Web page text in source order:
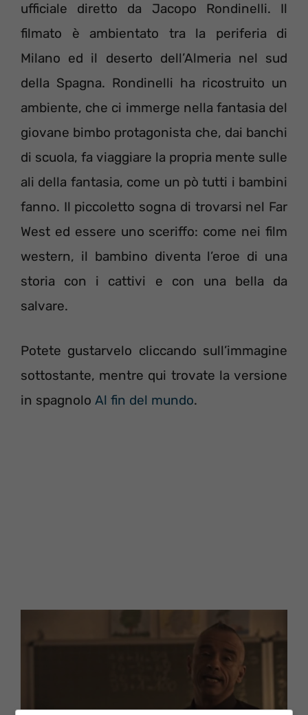
ufficiale diretto da Jacopo Rondinelli. Il
filmato è ambientato tra la periferia di
Milano ed il deserto dell’Almeria nel sud
della Spagna. Rondinelli ha ricostruito un
ambiente, che ci immerge nella fantasia del
giovane bimbo protagonista che, dai banchi
di scuola, fa viaggiare la propria mente sulle
ali della fantasia, come un pò tutti i bambini
fanno. Il piccoletto sogna di trovarsi nel Far
West ed essere uno sceriffo: come nei film
western, il bambino diventa l’eroe di una
storia con i cattivi e con una bella da
salvare.
Potete gustarvelo cliccando sull’immagine
sottostante, mentre qui trovate la versione
in spagnolo Al fin del mundo.